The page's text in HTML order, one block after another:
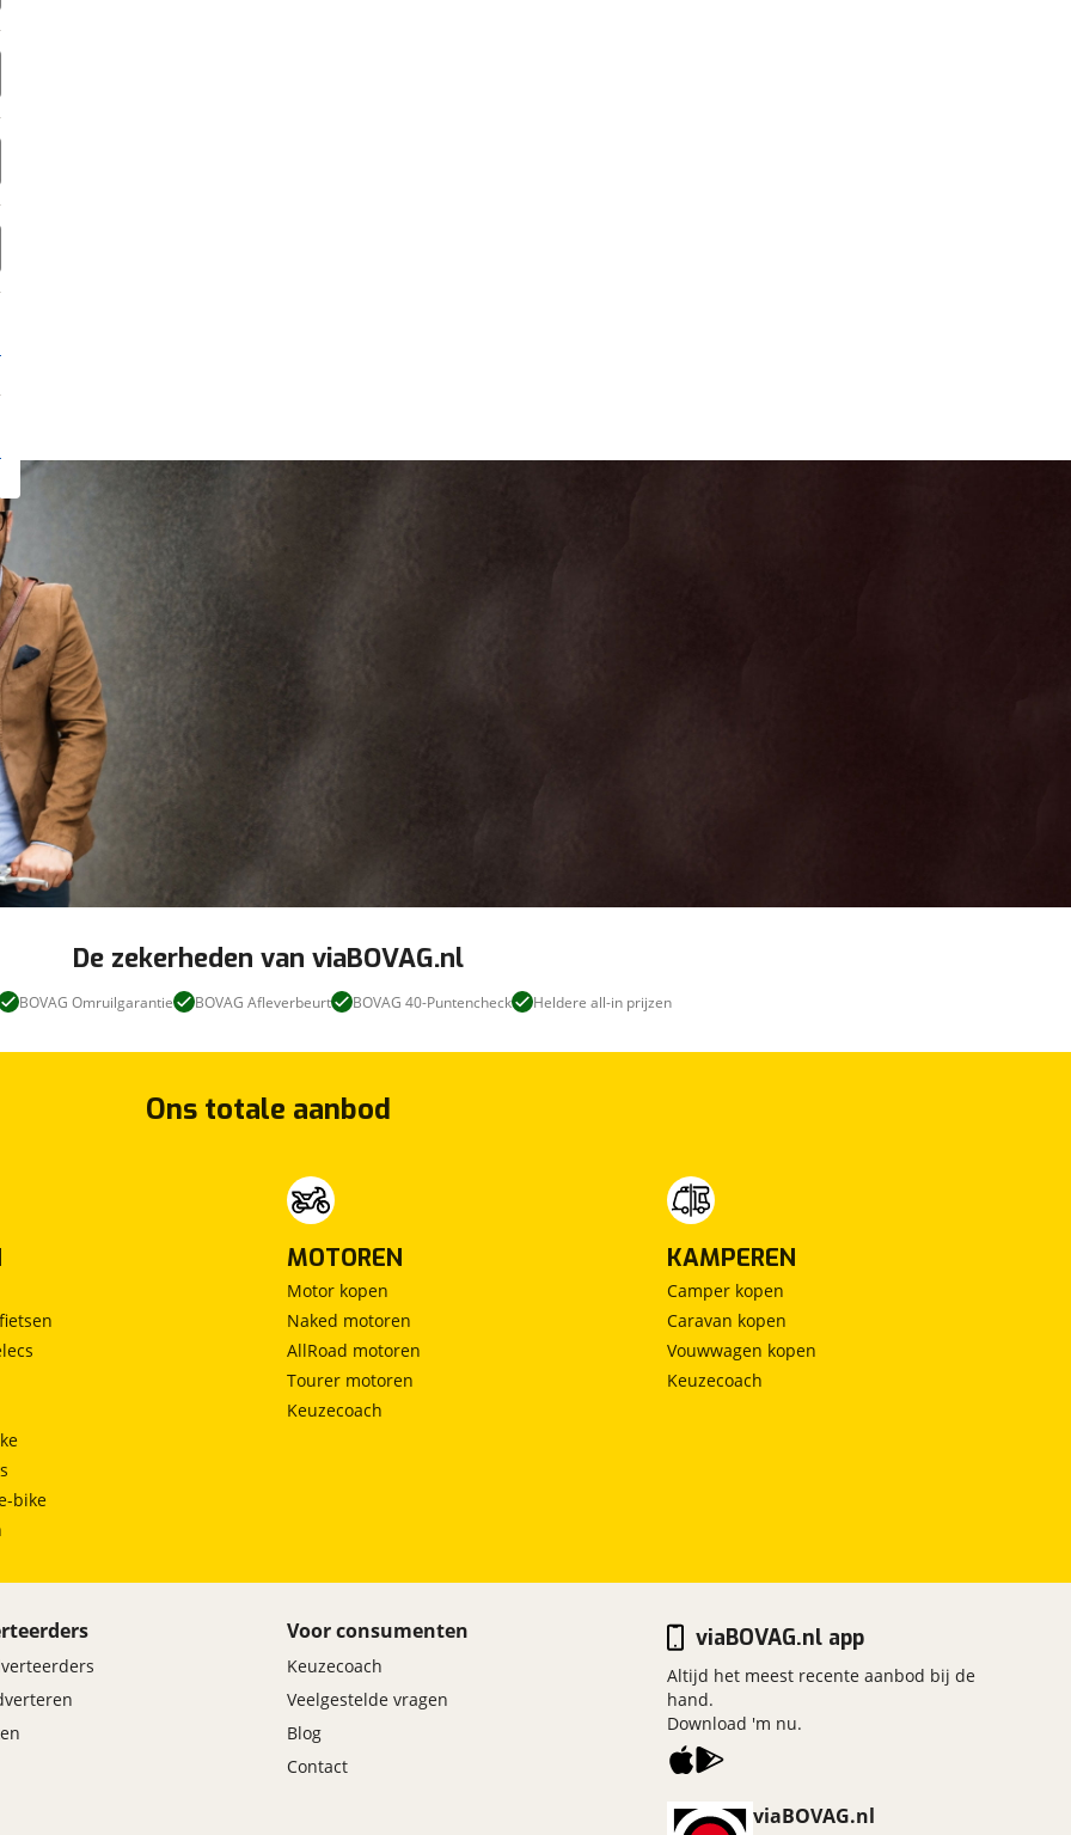
De zekerheden van viaBOVAG.nl
BOVAG Omruilgarantie BOVAG Afleverbeurt BOVAG 40-Puntencheck Heldere all-in prijzen
Ons totale aanbod
bike
MOTOREN
Motor kopen
Naked motoren
AllRoad motoren
Tourer motoren
Keuzecoach
KAMPEREN
Camper kopen
Caravan kopen
Vouwwagen kopen
Keuzecoach
Voor consumenten
Keuzecoach
Veelgestelde vragen
Blog
Contact
viaBOVAG.nl
viaBOVAG.nl app
Altijd het meest recente aanbod bij de
hand.
Download 'm nu.